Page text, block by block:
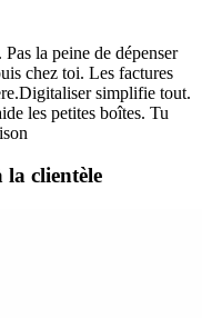
Pas la peine de dépenser
chez toi. Les factures
simplifie tout.
les petites boîtes. Tu
la clientèle